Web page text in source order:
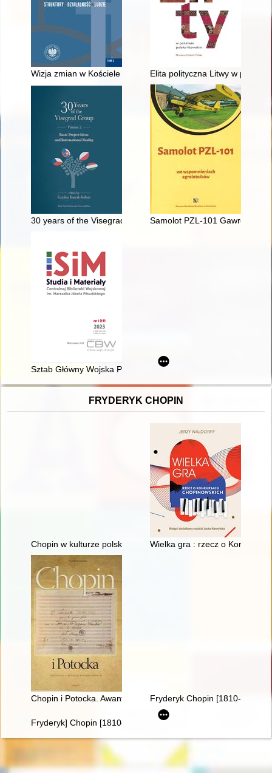
Wizja zmian w Kościele katolickim w okresie Soboru
Elita polityczna Litwy w
30 years of the Visegrad Group. Vol. 2,Samolot PZL-101 Gawron we
Sztab Główny Wojska Polskiego 1935-1939 : przygotowania
FRYDERYK CHOPIN
Chopin w kulturze polskiej Wielka gra : rzecz o
Chopin i Potocka. Awantura o miłosną korespondencję
Fryderyk Chopin [1810-1849]
Fryderyk] Chopin [1810-1849]